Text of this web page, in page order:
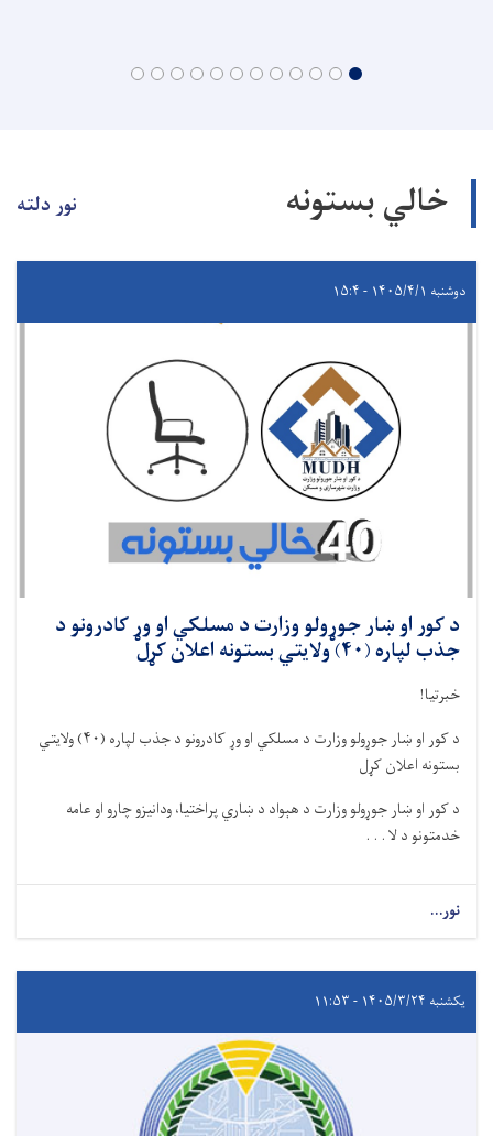
خالي بستونه نور دلته
دوشنبه ۱۴۰۵/۴/۱ - ۱۵:۴
د کور او ښار جوړولو وزارت د مسلکي او وړ کادرونو د
جذب لپاره (۴۰) ولایتي بستونه اعلان کړل
خبرتیا!
د کور او ښار جوړولو وزارت د مسلکي او وړ کادرونو د جذب لپاره (۴۰) ولایتي
بستونه اعلان کړل
د کور او ښار جوړولو وزارت د هېواد د ښاري پراختیا، ودانیزو چارو او عامه
خدمتونو د لا . . .
نور...
یکشنبه ۱۴۰۵/۳/۲۴ - ۱۱:۵۳